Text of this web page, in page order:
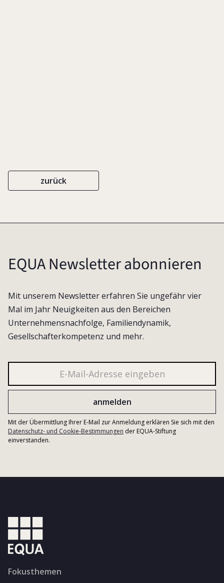
zurück
EQUA Newsletter abonnieren
Mit unserem Newsletter erfahren Sie ungefähr vier
Mal im Jahr Neuigkeiten aus den Bereichen
Unternehmensnachfolge, Familiendynamik,
Gesellschafterkompetenz und mehr.
Mit der Übermittlung Ihrer E-Mail zur Anmeldung erklären Sie sich mit den
Datenschutz- und Cookie-Bestimmungen der EQUA-Stiftung
einverstanden.
Fokusthemen